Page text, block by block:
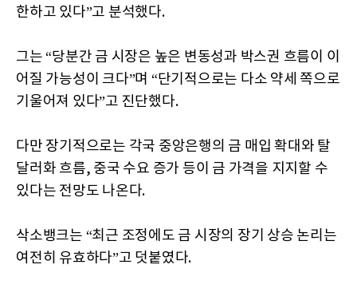
한하고 있다”고 분석했다.
그는 “당분간 금 시장은 높은 변동성과 박스권 흐름이 이
어질 가능성이 크다”며 “단기적으로는 다소 약세 쪽으로
기울어져 있다”고 진단했다.
다만 장기적으로는 각국 중앙은행의 금 매입 확대와 탈
달러화 흐름, 중국 수요 증가 등이 금 가격을 지지할 수
있다는 전망도 나온다.
삭소뱅크는 “최근 조정에도 금 시장의 장기 상승 논리는
여전히 유효하다”고 덧붙였다.